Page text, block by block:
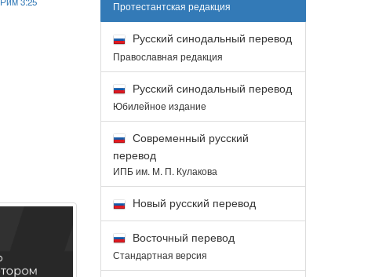
Протестантская редакция
Русский синодальный перевод
Православная редакция
Русский синодальный перевод
Юбилейное издание
Современный русский
перевод
ИПБ им. М. П. Кулакова
Новый русский перевод
Восточный перевод
Стандартная версия